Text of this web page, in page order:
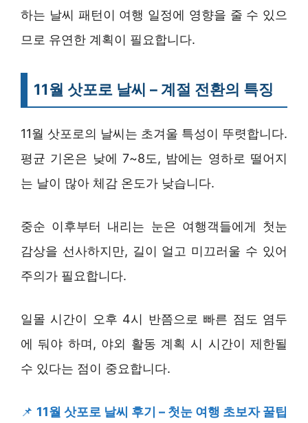
하는 날씨 패턴이 여행 일정에 영향을 줄 수 있으
므로 유연한 계획이 필요합니다.
11월 삿포로 날씨 – 계절 전환의 특징
11월 삿포로의 날씨는 초겨울 특성이 뚜렷합니다.
평균 기온은 낮에 7~8도, 밤에는 영하로 떨어지
는 날이 많아 체감 온도가 낮습니다.
중순 이후부터 내리는 눈은 여행객들에게 첫눈
감상을 선사하지만, 길이 얼고 미끄러울 수 있어
주의가 필요합니다.
일몰 시간이 오후 4시 반쯤으로 빠른 점도 염두
에 둬야 하며, 야외 활동 계획 시 시간이 제한될
수 있다는 점이 중요합니다.
📌 11월 삿포로 날씨 후기 – 첫눈 여행 초보자 꿀팁